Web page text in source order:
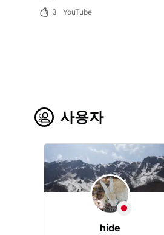
3
YouTube
사용자
hide